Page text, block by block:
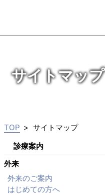
サイトマップ
TOP
サイトマップ
診療案内
外来
外来のご案内
はじめての方へ